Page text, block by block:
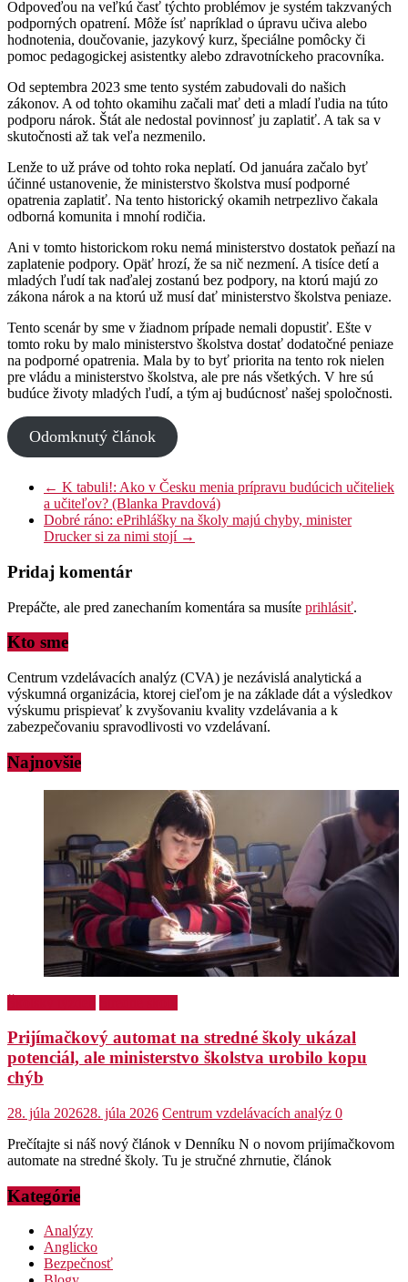
Odpoveďou na veľkú časť týchto problémov je systém takzvaných
podporných opatrení. Môže ísť napríklad o úpravu učiva alebo
hodnotenia, doučovanie, jazykový kurz, špeciálne pomôcky či
pomoc pedagogickej asistentky alebo zdravotníckeho pracovníka.
Od septembra 2023 sme tento systém zabudovali do našich
zákonov. A od tohto okamihu začali mať deti a mladí ľudia na túto
podporu nárok. Štát ale nedostal povinnosť ju zaplatiť. A tak sa v
skutočnosti až tak veľa nezmenilo.
Lenže to už práve od tohto roka neplatí. Od januára začalo byť
účinné ustanovenie, že ministerstvo školstva musí podporné
opatrenia zaplatiť. Na tento historický okamih netrpezlivo čakala
odborná komunita i mnohí rodičia.
Ani v tomto historickom roku nemá ministerstvo dostatok peňazí na
zaplatenie podpory. Opäť hrozí, že sa nič nezmení. A tisíce detí a
mladých ľudí tak naďalej zostanú bez podpory, na ktorú majú zo
zákona nárok a na ktorú už musí dať ministerstvo školstva peniaze.
Tento scenár by sme v žiadnom prípade nemali dopustiť. Ešte v
tomto roku by malo ministerstvo školstva dostať dodatočné peniaze
na podporné opatrenia. Mala by to byť priorita na tento rok nielen
pre vládu a ministerstvo školstva, ale pre nás všetkých. V hre sú
budúce životy mladých ľudí, a tým aj budúcnosť našej spoločnosti.
Odomknutý článok
← K tabuli!: Ako v Česku menia prípravu budúcich učiteliek
a učiteľov? (Blanka Pravdová)
Dobré ráno: ePrihlášky na školy majú chyby, minister
Drucker si za nimi stojí →
Pridaj komentár
Prepáčte, ale pred zanechaním komentára sa musíte prihlásiť.
Kto sme
Centrum vzdelávacích analýz (CVA) je nezávislá analytická a
výskumná organizácia, ktorej cieľom je na základe dát a výsledkov
výskumu prispievať k zvyšovaniu kvality vzdelávania a k
zabezpečovaniu spravodlivosti vo vzdelávaní.
Najnovšie
Prijímačkový automat na stredné školy ukázal
potenciál, ale ministerstvo školstva urobilo kopu
chýb
28. júla 202628. júla 2026 Centrum vzdelávacích analýz 0
Prečítajte si náš nový článok v Denníku N o novom prijímačkovom
automate na stredné školy. Tu je stručné zhrnutie, článok
Kategórie
Analýzy
Anglicko
Bezpečnosť